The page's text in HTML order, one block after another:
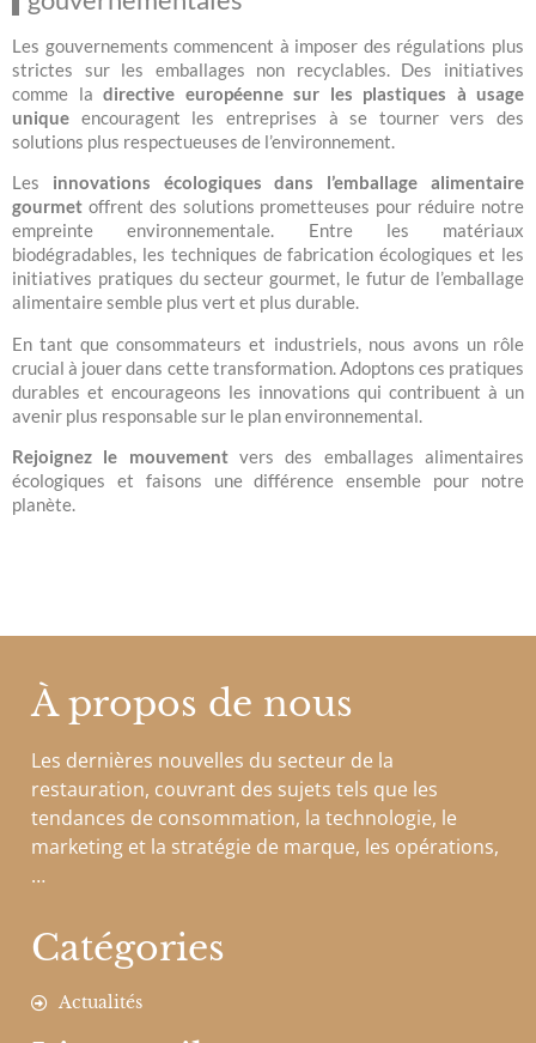
Les gouvernements commencent à imposer des régulations plus
strictes sur les emballages non recyclables. Des initiatives
comme la directive européenne sur les plastiques à usage
unique encouragent les entreprises à se tourner vers des
solutions plus respectueuses de l’environnement.
Les innovations écologiques dans l’emballage alimentaire
gourmet offrent des solutions prometteuses pour réduire notre
empreinte environnementale. Entre les matériaux
biodégradables, les techniques de fabrication écologiques et les
initiatives pratiques du secteur gourmet, le futur de l’emballage
alimentaire semble plus vert et plus durable.
En tant que consommateurs et industriels, nous avons un rôle
crucial à jouer dans cette transformation. Adoptons ces pratiques
durables et encourageons les innovations qui contribuent à un
avenir plus responsable sur le plan environnemental.
Rejoignez le mouvementvers des emballages alimentaires
écologiques et faisons une différence ensemble pour notre
planète.
À propos de nous
Les dernières nouvelles du secteur de la
restauration, couvrant des sujets tels que les
tendances de consommation, la technologie, le
marketing et la stratégie de marque, les opérations,
…
Catégories
Actualités